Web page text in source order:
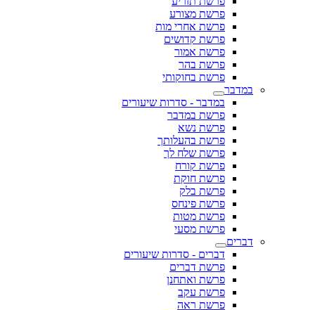
פרשת מצורע
פרשת אחרי מות
פרשת קדושים
פרשת אמור
פרשת בהר
פרשת בחוקותי
במדבר
במדבר - סדרות שיעורים
פרשת במדבר
פרשת נשא
פרשת בהעלותך
פרשת שלח לך
פרשת קורח
פרשת חוקת
פרשת בלק
פרשת פינחס
פרשת מטות
פרשת מסעי
דברים
דברים - סדרות שיעורים
פרשת דברים
פרשת ואתחנן
פרשת עקב
פרשת ראה